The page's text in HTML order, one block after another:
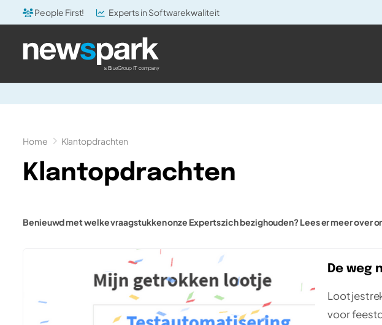
Home Klantopdrachten
Klantopdrachten
Benieuwd met welke vraagstukken onze Experts zich bezighouden? Lees er meer over
De weg
voor
People First! Experts in Softwarekwaliteit